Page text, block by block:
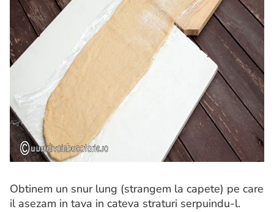
Obtinem un snur lung (strangem la capete) pe care
il asezam in tava in cateva straturi serpuindu-l.